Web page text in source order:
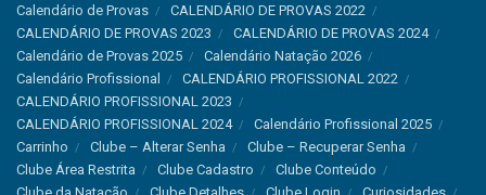
Calendário de Provas
CALENDÁRIO DE PROVAS 2022
CALENDÁRIO DE PROVAS 2023
CALENDÁRIO DE PROVAS 2024
Calendário de Provas 2025
Calendário Natação 2026
Calendário Profissional
CALENDÁRIO PROFISSIONAL 2022
CALENDÁRIO PROFISSIONAL 2023
CALENDÁRIO PROFISSIONAL 2024
Calendário Profissional 2025
Carrinho
Clube – Alterar Senha
Clube – Recuperar Senha
Clube Área Restrita
Clube Cadastro
Clube Conteúdo